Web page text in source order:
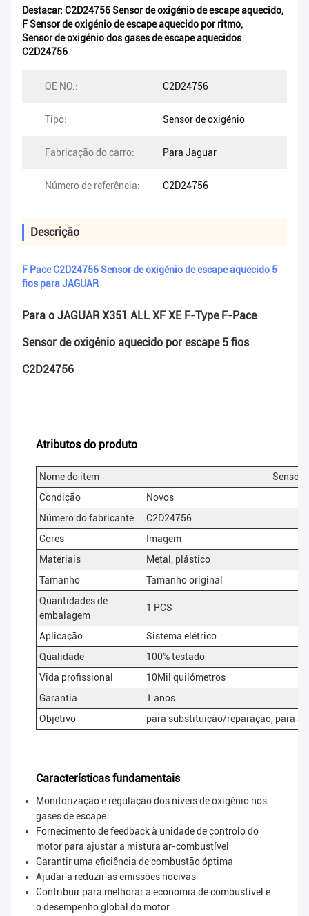
Destacar: C2D24756 Sensor de oxigénio de escape aquecido,
F Sensor de oxigénio de escape aquecido por ritmo,
Sensor de oxigénio dos gases de escape aquecidos
C2D24756
OE NO.: C2D24756
Tipo: Sensor de oxigénio
Fabricação do carro: Para Jaguar
Número de referência: C2D24756
Descrição
F Pace C2D24756 Sensor de oxigénio de escape aquecido 5
fios para JAGUAR
Para o JAGUAR X351 ALL XF XE F-Type F-Pace
Sensor de oxigénio aquecido por escape 5 fios
C2D24756
Atributos do produto
Nome do item
Sensor
Condição
Novos
Número do fabricante
C2D24756
Cores
Imagem
Materiais
Metal, plástico
Tamanho
Tamanho original
Quantidades de
embalagem
1 PCS
Aplicação
Sistema elétrico
Qualidade
100% testado
Vida profissional
10Mil quilómetros
Garantia
1 anos
Objetivo
para substituição/reparação, para
Características fundamentais
Monitorização e regulação dos níveis de oxigénio nos
gases de escape
Fornecimento de feedback à unidade de controlo do
motor para ajustar a mistura ar-combustível
Garantir uma eficiência de combustão óptima
Ajudar a reduzir as emissões nocivas
Contribuir para melhorar a economia de combustível e
o desempenho global do motor